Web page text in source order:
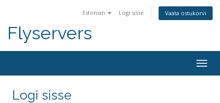
Estonian Logi sisse Vaata ostukorvi
Flyservers
Logi sisse